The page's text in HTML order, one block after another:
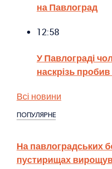
на Павлоград
12:58
У Павлограді
наскрізь
Всі новини
ПОПУЛЯРНЕ
На павлоградських
пустирищах